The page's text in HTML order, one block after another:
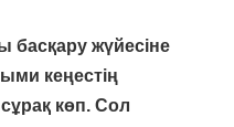
жүйесіне
кеңестің
көп. Сол